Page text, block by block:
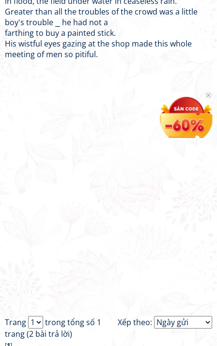
Greater than all the troubles of the crowd was a little
boy's trouble ⎯ he had not a
farthing to buy a painted stick.
His wistful eyes gazing at the shop made this whole
meeting of men so pitiful.
Xếp theo:
Trang
trong tổng số 1
trang (2 bài trả lời)